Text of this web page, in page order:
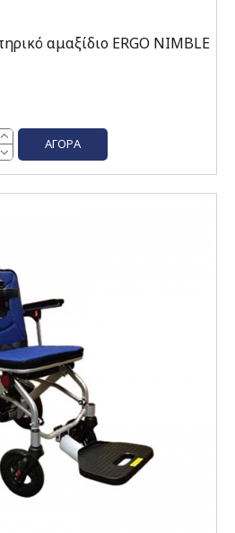
αμαξίδιο ERGO NIMBLE
ΑΓΟΡΆ